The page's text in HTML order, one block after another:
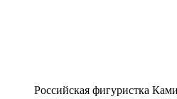
Российская фигуристка